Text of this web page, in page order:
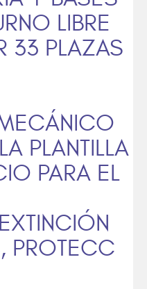
LIBRE
33 PLAZAS
PLANTILLA
PARA EL
PROTECC